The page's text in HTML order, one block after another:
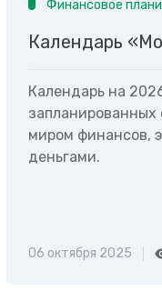
Финансовое
Календарь
Календарь на
миром финансов,
деньгами.
06 октября 2025